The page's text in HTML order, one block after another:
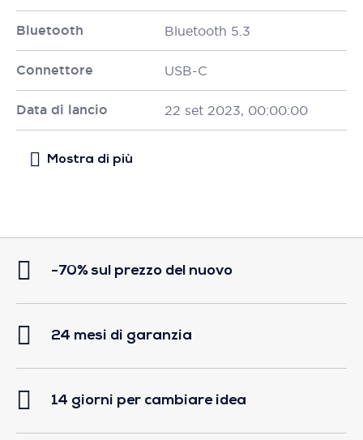
Bluetooth Bluetooth 5.3
Connettore USB-C
Data di lancio 22 set 2023, 00:00:00
-70% sul prezzo del nuovo
24 mesi di garanzia
14 giorni per cambiare idea